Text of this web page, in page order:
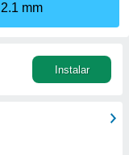
2.1 mm
Instalar